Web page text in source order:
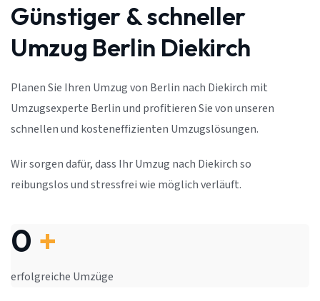
Günstiger & schneller
Umzug Berlin Diekirch
Planen Sie Ihren Umzug von Berlin nach Diekirch mit
Umzugsexperte Berlin und profitieren Sie von unseren
schnellen und kosteneffizienten Umzugslösungen.
Wir sorgen dafür, dass Ihr Umzug nach Diekirch so
reibungslos und stressfrei wie möglich verläuft.
0 +
erfolgreiche Umzüge